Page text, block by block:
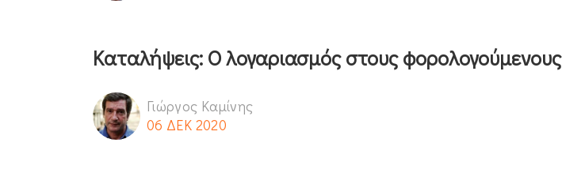
Καταλήψεις: Ο λογαριασμός στους φορολογούμενους
Γιώργος Καμίνης
06 ΔΕΚ 2020